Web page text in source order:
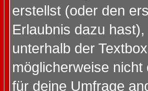
erstellst (oder den
Erlaubnis dazu
unterhalb der
möglicherweise
für deine Umfrage